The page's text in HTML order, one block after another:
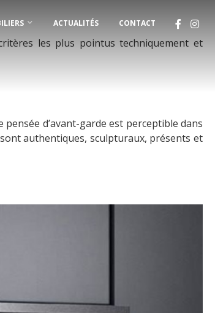
ACTUALITÉS CONTACT
les plus pointus techniquement et
pensée d’avant-garde est perceptible dans
authentiques, sculpturaux, présents et